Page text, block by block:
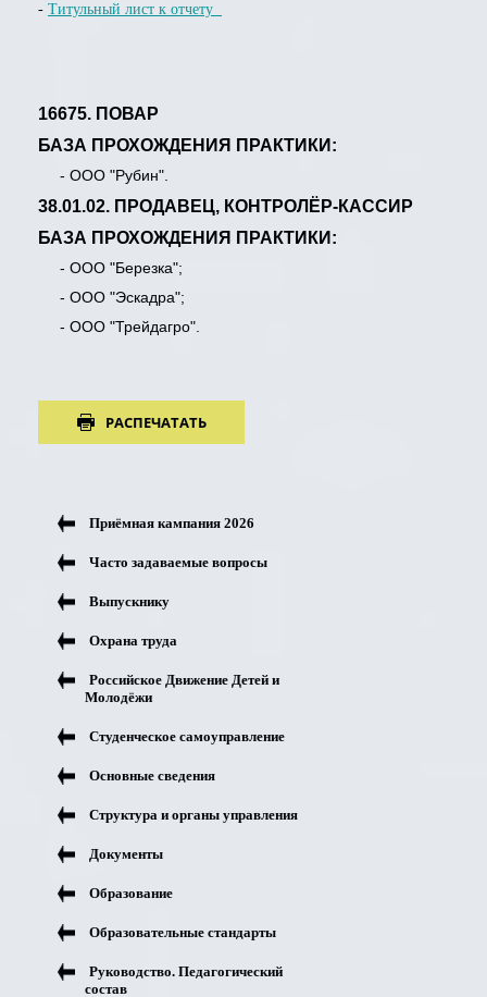
- Титульный лист к отчету
16675. ПOВАР
БАЗА ПРОХОЖДЕНИЯ ПРАКТИКИ:
- ООО "Рубин".
38.01.02. ПРOДАВЕЦ, КОНТРОЛЁР-КАССИР
БАЗА ПРОХОЖДЕНИЯ ПРАКТИКИ:
- ООО "Березка";
- ООО "Эскадра";
- ООО "Трейдагро".
РАСПЕЧАТАТЬ
Приёмная кампания 2026
Часто задаваемые вопросы
Выпускнику
Охрана труда
Российское Движение Детей и
Молодёжи
Студенческое самоуправление
Основные сведения
Структура и органы управления
Документы
Образование
Образовательные стандарты
Руководство. Педагогический
состав